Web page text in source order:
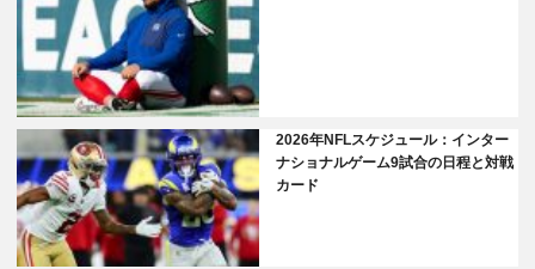
2026年NFLスケジュール：インター
ナショナルゲーム9試合の日程と対戦
カード